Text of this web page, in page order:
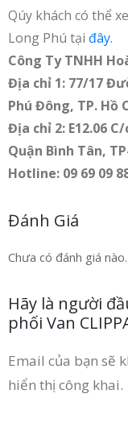
Qúy khách có thể
Long Phú tại đây.
Công Ty TNHH
Địa chỉ 1: 77/17
Phú Đông, TP. Hồ
Địa chỉ 2: E12.06
Quận Bình Tân,
Hotline: 09 69 09
Đánh Giá
Chưa có đánh giá nào.
Hãy là người
phối Van
Email của bạn sẽ
hiển thị công khai.